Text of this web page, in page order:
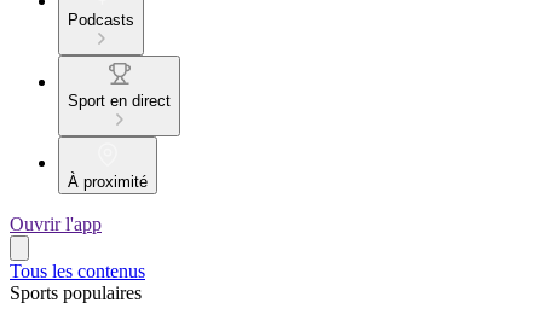
Podcasts
Sport en direct
À proximité
Ouvrir l'app
Tous les contenus
Sports populaires